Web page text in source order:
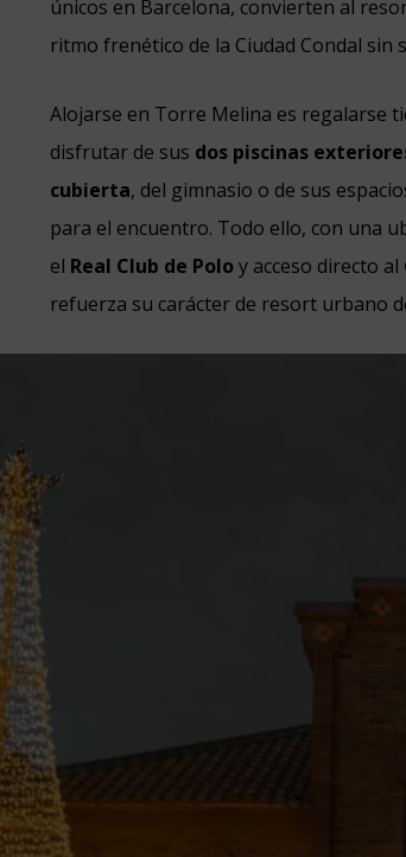
únicos en Barcelona, convierten al
ritmo frenético de la Ciudad Condal sin
Alojarse en Torre Melina es regalarse
disfrutar de sus dos piscinas
cubierta, del gimnasio o de sus
para el encuentro. Todo ello, con una
el Real Club de Poloy acceso directo al
refuerza su carácter de resort urbano